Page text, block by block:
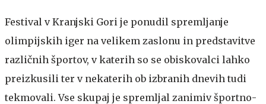
Festival v Kranjski Gori je ponudil spremljanje
olimpijskih iger na velikem zaslonu in predstavitve
različnih športov, v katerih so se obiskovalci lahko
preizkusili ter v nekaterih ob izbranih dnevih tudi
tekmovali. Vse skupaj je spremljal zanimiv športno-